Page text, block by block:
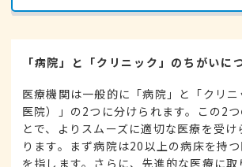
「病院」と「クリニック」のちがいに
医療機関は一般的に「病院」と「クリニ
医院）」の2つに分けられます。この2
とで、よりスムーズに適切な医療を受け
ります。まず病院は20以上の病床を持
を指します。さらに、先進的な医療に取